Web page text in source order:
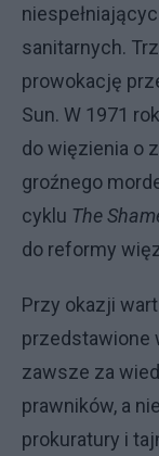
sanitarnych.
prowokację
Sun. W 1971
do więzienia o
groźnego
cyklu The
do reformy
Przy okazji
przedstawione
zawsze za
prawników, a
prokuratury i